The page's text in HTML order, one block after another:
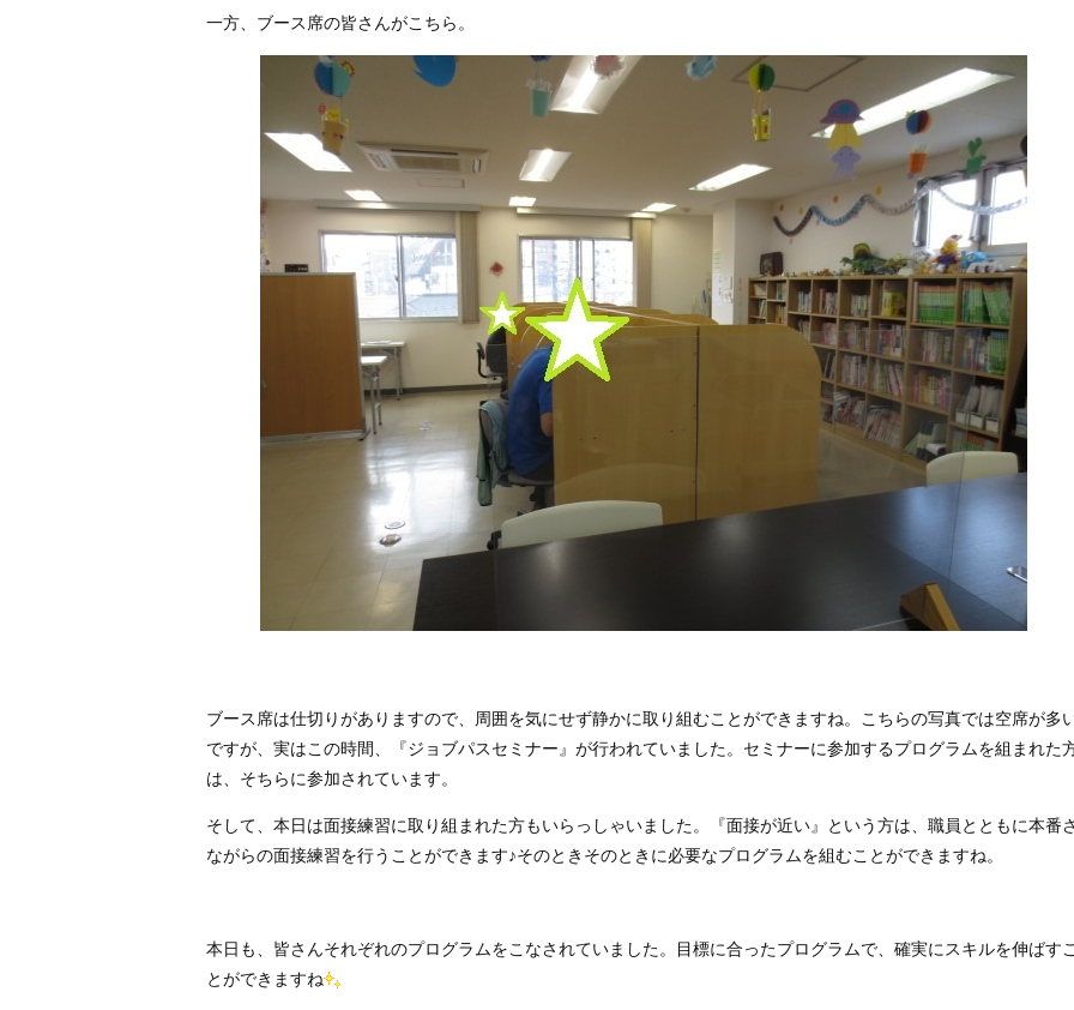
一方、ブース席の皆さんがこちら。
ブース席は仕切りがありますので、周囲を気にせず静かに取り組むことができますね。こちらの写真では空席が多
ですが、実はこの時間、『ジョブパスセミナー』が行われていました。セミナーに参加するプログラムを組まれた
は、そちらに参加されています。
そして、本日は面接練習に取り組まれた方もいらっしゃいました。『面接が近い』という方は、職員とともに本番
ながらの面接練習を行うことができます♪そのときそのときに必要なプログラムを組むことができますね。
本日も、皆さんそれぞれのプログラムをこなされていました。目標に合ったプログラムで、確実にスキルを伸ばす
とができますね